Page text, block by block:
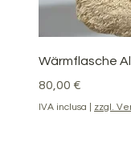
Wärmflasche
Prezzo
80,00 €
IVA inclusa zzgl.